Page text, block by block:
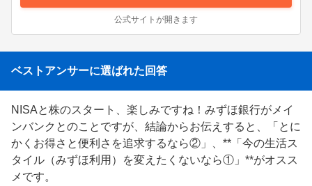
ば、楽天ポイントを賢く活用できて、より効率的な資産形
成を実現できるでしょう。取引実績に応じた楽天ポイント
のためやすさからも、「楽天経済圏」を有効活用したい楽
天ユーザーには欠かすことができないネット証券です。※
掲載情報は2025年6月時点
公式サイトが開きます
ベストアンサーに選ばれた回答
NISAと株のスタート、楽しみですね！みずほ銀行がメイ
ンバンクとのことですが、結論からお伝えすると、「とに
かくお得さと便利さを追求するなら②」、**「今の生活ス
タイル（みずほ利用）を変えたくないなら①」**がオスス
メです。